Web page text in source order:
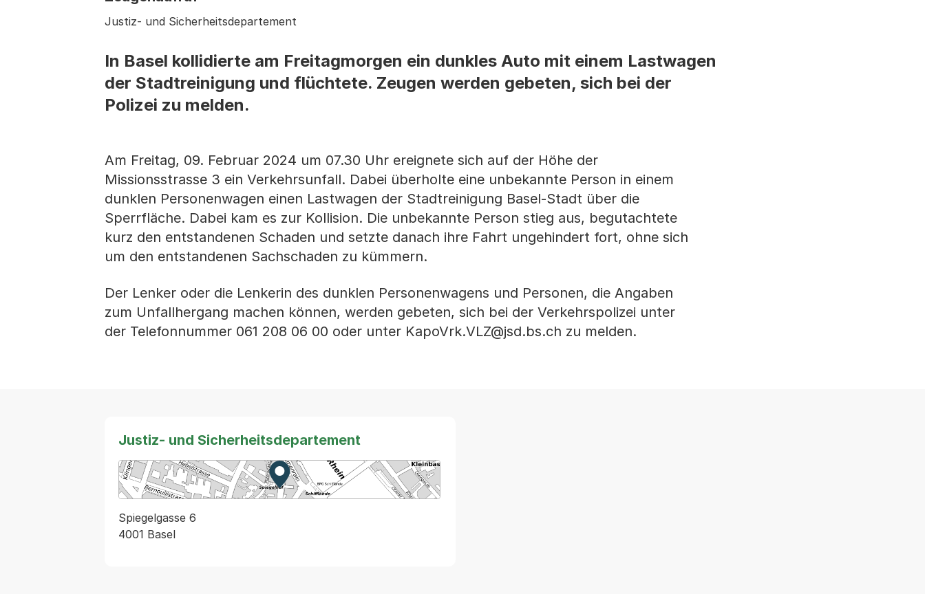
Justiz- und Sicherheitsdepartement
In Basel kollidierte am Freitagmorgen ein dunkles Auto mit einem Lastwagen
der Stadtreinigung und flüchtete. Zeugen werden gebeten, sich bei der
Polizei zu melden.
Am Freitag, 09. Februar 2024 um 07.30 Uhr ereignete sich auf der Höhe der
Missionsstrasse 3 ein Verkehrsunfall. Dabei überholte eine unbekannte Person in einem
dunklen Personenwagen einen Lastwagen der Stadtreinigung Basel-Stadt über die
Sperrfläche. Dabei kam es zur Kollision. Die unbekannte Person stieg aus, begutachtete
kurz den entstandenen Schaden und setzte danach ihre Fahrt ungehindert fort, ohne sich
um den entstandenen Sachschaden zu kümmern.
Der Lenker oder die Lenkerin des dunklen Personenwagens und Personen, die Angaben
zum Unfallhergang machen können, werden gebeten, sich bei der Verkehrspolizei unter
der Telefonnummer 061 208 06 00 oder unter KapoVrk.VLZ@jsd.bs.ch zu melden.
Justiz- und Sicherheitsdepartement
Zur Karte von MapBS.
Externer Link, wird in einem neuen Tab oder Fenster geöffnet
Spiegelgasse 6
4001 Basel